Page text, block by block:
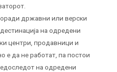
државни или верски
на одредени
центри, продавници и
е да не работат, па постои
на одредени